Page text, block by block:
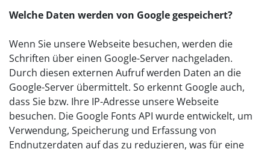
Welche Daten werden von Google gespeichert?
Wenn Sie unsere Webseite besuchen, werden die
Schriften über einen Google-Server nachgeladen.
Durch diesen externen Aufruf werden Daten an die
Google-Server übermittelt. So erkennt Google auch,
dass Sie bzw. Ihre IP-Adresse unsere Webseite
besuchen. Die Google Fonts API wurde entwickelt, um
Verwendung, Speicherung und Erfassung von
Endnutzerdaten auf das zu reduzieren, was für eine